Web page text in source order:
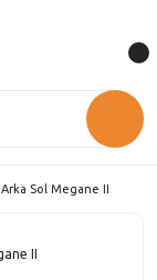
Sol Megane II